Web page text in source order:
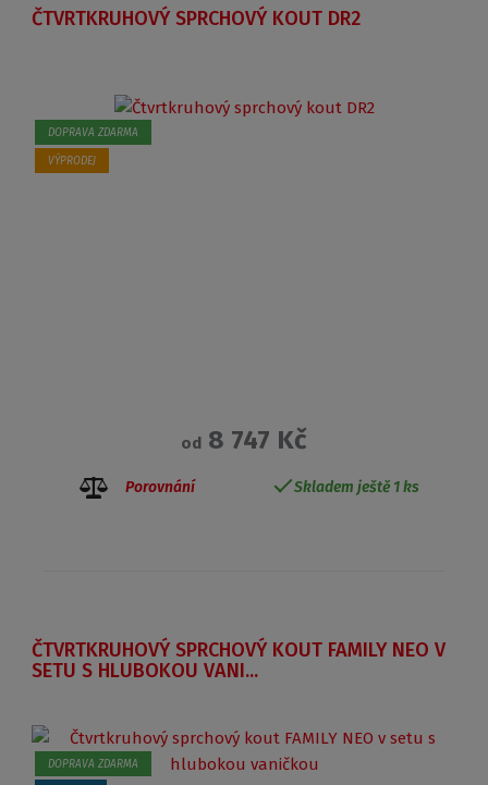
ČTVRTKRUHOVÝ SPRCHOVÝ KOUT DR2
DOPRAVA ZDARMA
VÝPRODEJ
od 8 747 Kč
Porovnání Skladem ještě 1 ks
ČTVRTKRUHOVÝ SPRCHOVÝ KOUT FAMILY NEO V
SETU S HLUBOKOU VANI...
DOPRAVA ZDARMA